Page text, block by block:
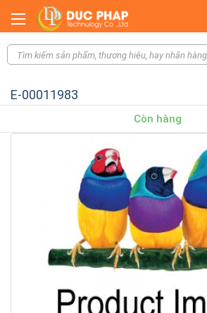
E-00011983
Còn hàng